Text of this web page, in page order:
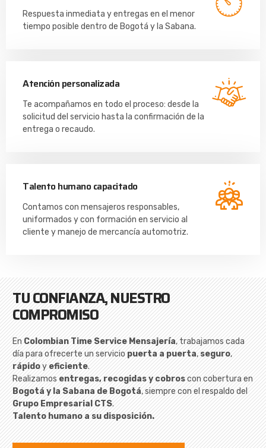
Respuesta inmediata y entregas en el menor
tiempo posible dentro de Bogotá y la Sabana.
Atención personalizada
Te acompañamos en todo el proceso: desde la
solicitud del servicio hasta la confirmación de la
entrega o recaudo.
Talento humano capacitado
Contamos con mensajeros responsables,
uniformados y con formación en servicio al
cliente y manejo de mercancía automotriz.
TU CONFIANZA, NUESTRO
COMPROMISO
En Colombian Time Service Mensajería, trabajamos cada
día para ofrecerte un servicio puerta a puerta,seguro,
rápidoy eficiente.
Realizamos entregas, recogidas y cobroscon cobertura en
Bogotá y la Sabana de Bogotá, siempre con el respaldo del
Grupo Empresarial CTS.
Talento humano a su disposición.